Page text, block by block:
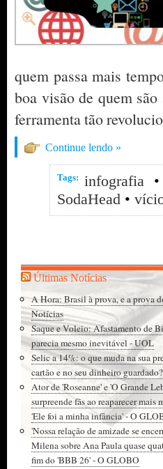
quem passa mais
boa visão de quem
ferramenta tão
Continue lendo »
Tags: infografia
SodaHead •
Últimas Notícias
A Hora: Brasil à prova, e a prova
Notícias
Saque e Voleio: Afastamento de
parecia mesmo inevitável - UOL
Selic a 14%: o que muda na sua
cartão e no seu dinheiro
Ator de 'Roseanne' e 'O Grande
surpreende fãs ao reaparecer mais
'Ele foi a minha infância' - O
'Nossa relação de amizade se
Milena sobre Ana Paula quase
fim do 'BBB 26' - O GLOBO